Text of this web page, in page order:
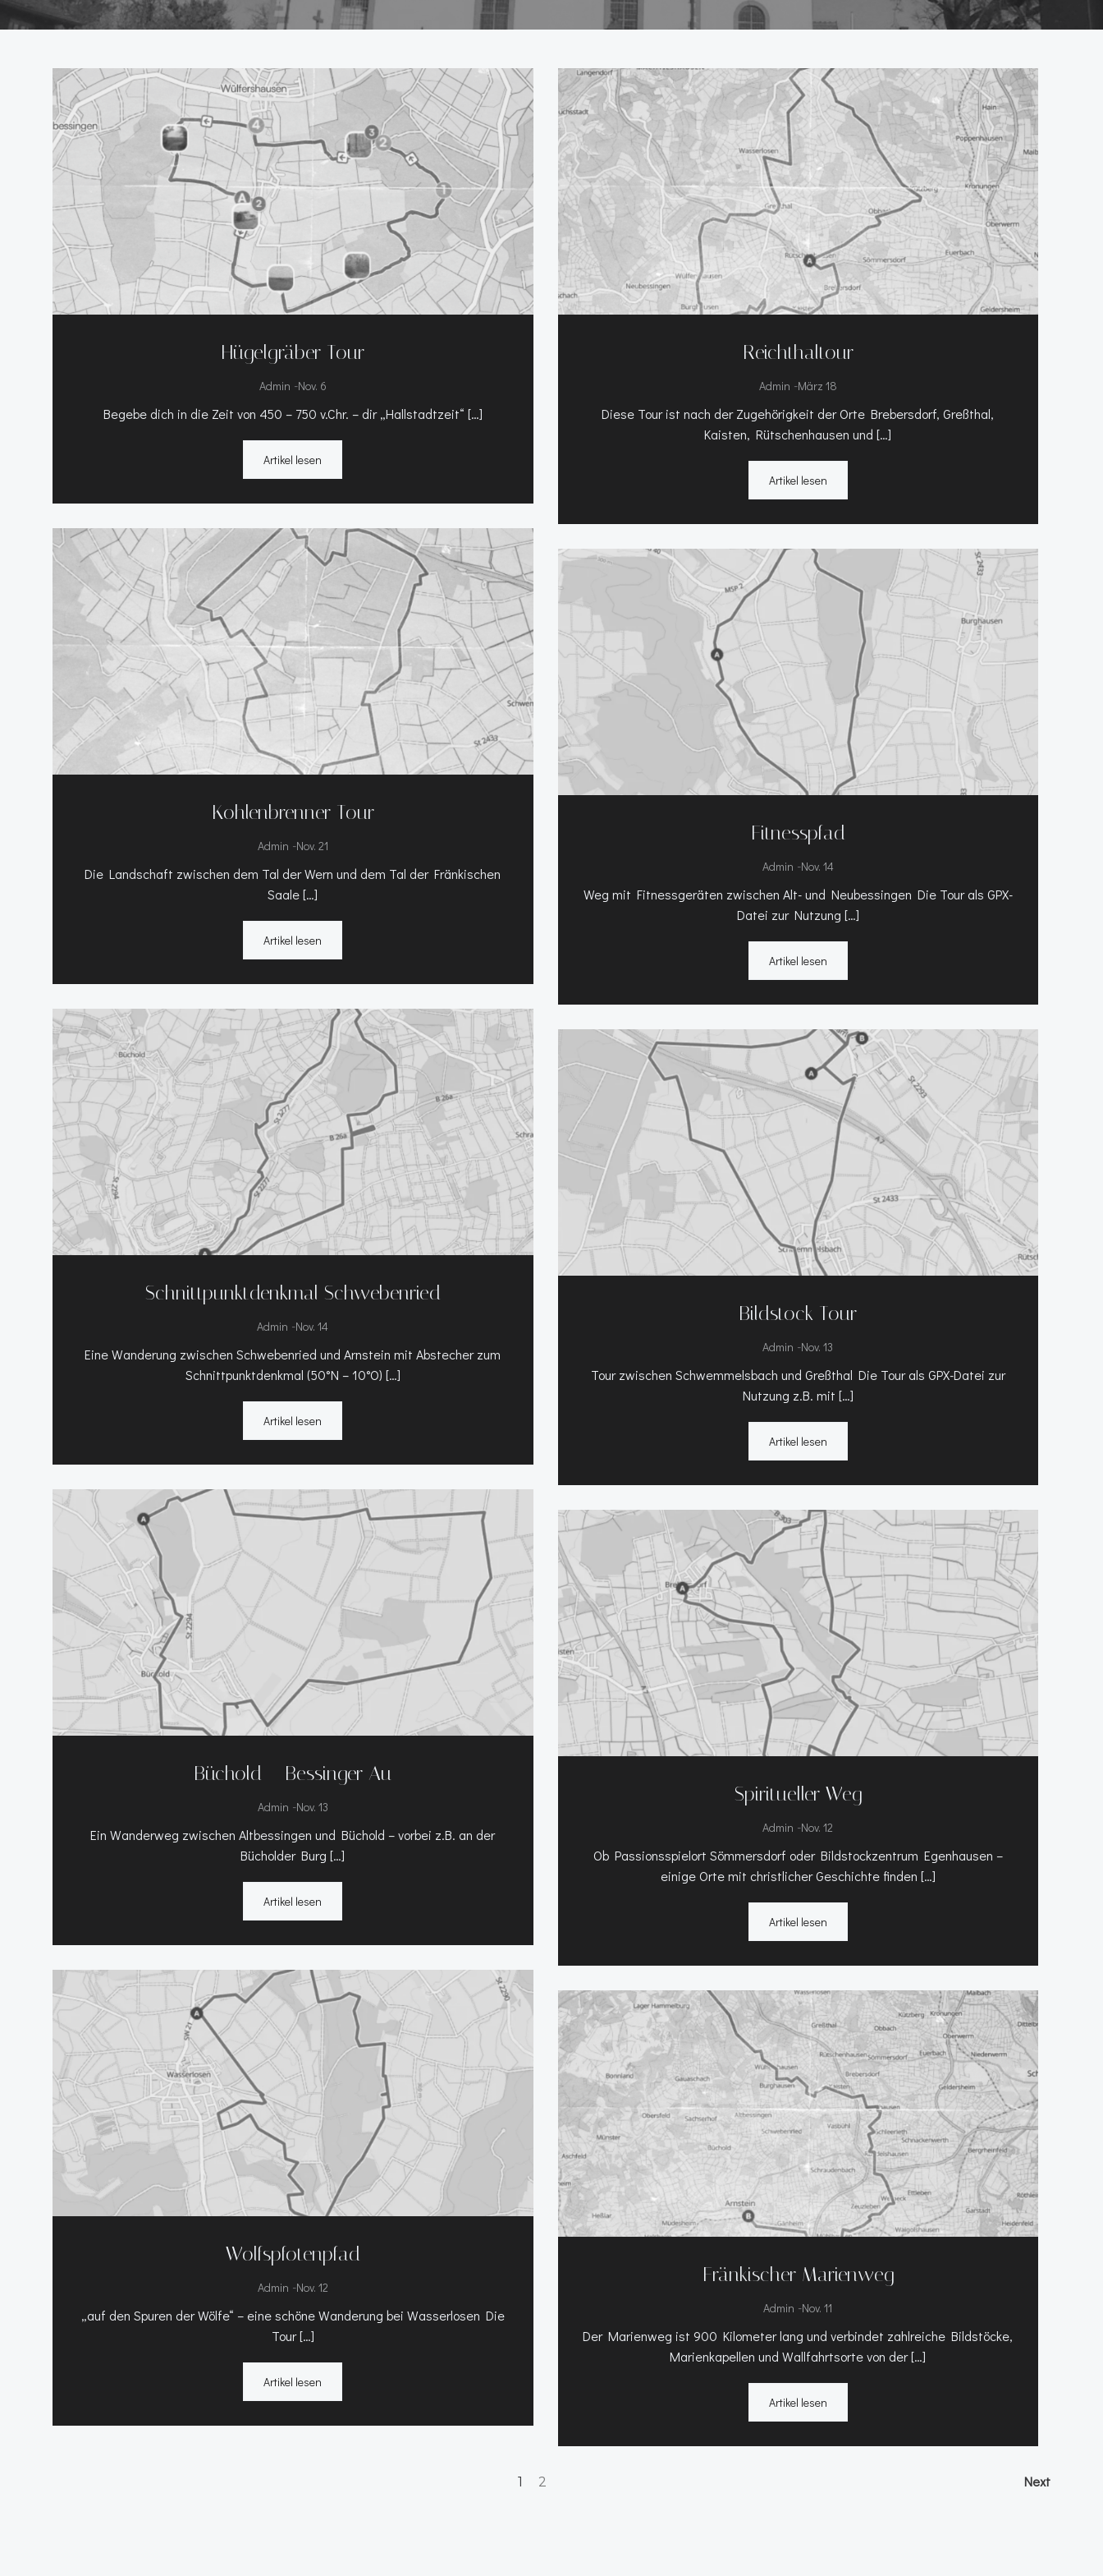
Hügelgräber Tour
Admin -Nov. 6
Begebe dich in die Zeit von 450 – 750 v.Chr. – dir „Hallstadtzeit“ […]
Artikel lesen
Reichthaltour
Admin -März 18
Diese Tour ist nach der Zugehörigkeit der Orte Brebersdorf, Greßthal,
Kaisten, Rütschenhausen und […]
Artikel lesen
Kohlenbrenner Tour
Admin -Nov. 21
Die Landschaft zwischen dem Tal der Wern und dem Tal der Fränkischen
Saale […]
Artikel lesen
Fitnesspfad
Admin -Nov. 14
Weg mit Fitnessgeräten zwischen Alt- und Neubessingen Die Tour als GPX-
Datei zur Nutzung […]
Artikel lesen
Schnittpunktdenkmal Schwebenried
Admin -Nov. 14
Eine Wanderung zwischen Schwebenried und Arnstein mit Abstecher zum
Schnittpunktdenkmal (50°N – 10°O) […]
Artikel lesen
Bildstock Tour
Admin -Nov. 13
Tour zwischen Schwemmelsbach und Greßthal Die Tour als GPX-Datei zur
Nutzung z.B. mit […]
Artikel lesen
Büchold – Bessinger Au
Admin -Nov. 13
Ein Wanderweg zwischen Altbessingen und Büchold – vorbei z.B. an der
Bücholder Burg […]
Artikel lesen
Spiritueller Weg
Admin -Nov. 12
Ob Passionsspielort Sömmersdorf oder Bildstockzentrum Egenhausen –
einige Orte mit christlicher Geschichte finden […]
Artikel lesen
Wolfspfotenpfad
Admin -Nov. 12
„auf den Spuren der Wölfe“ – eine schöne Wanderung bei Wasserlosen Die
Tour […]
Artikel lesen
Fränkischer Marienweg
Admin -Nov. 11
Der Marienweg ist 900 Kilometer lang und verbindet zahlreiche Bildstöcke,
Marienkapellen und Wallfahrtsorte von der […]
Artikel lesen
Page
1 Page
2 Next